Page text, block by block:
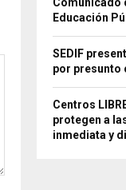
Comunicado
Educación
SEDIF
por presunto
Centros
protegen a
inmediata y